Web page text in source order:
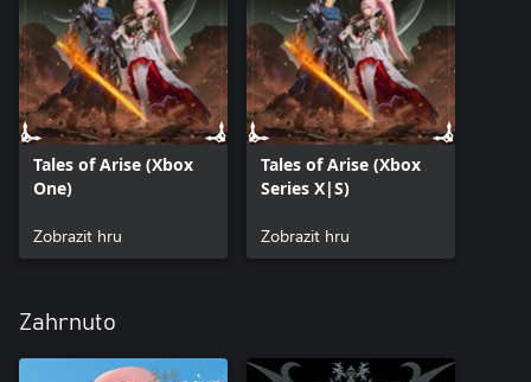
300 SP.
*Tento obsah bude ve hře k dispozici po jeho vyzvednutí ze
seznamu nevyzvednutých DLC ve hře.
*Tituly se přiřazují postavám, které obdrží odpovídající kostým.
Tituly vám v panelu dovedností Skill Panel umožní naučit se
speciální Artes.
*Skladby do bitvy si můžete poslechnout v nastavení Settings,
kde je možné i konfigurovat, jaké z nich chcete použít.
Tales of Arise (Xbox
One)
Zobrazit hru
Tales of Arise (Xbox
Series X|S)
Zobrazit hru
Zahrnuto